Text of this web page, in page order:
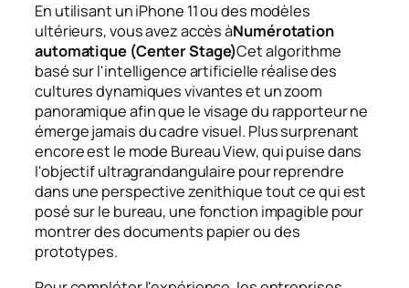
En utilisant un iPhone 11 ou des modèles
ultérieurs, vous avez accès àNumérotation
automatique (Center Stage)Cet algorithme
basé sur l'intelligence artificielle réalise des
cultures dynamiques vivantes et un zoom
panoramique afin que le visage du rapporteur ne
émerge jamais du cadre visuel. Plus surprenant
encore est le mode Bureau View, qui puise dans
l'objectif ultragrandangulaire pour reprendre
dans une perspective zenithique tout ce qui est
posé sur le bureau, une fonction impagible pour
montrer des documents papier ou des
prototypes.